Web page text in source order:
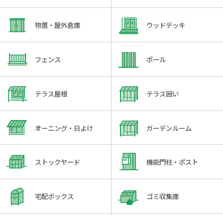
物置・屋外倉庫 ウッドデッキ
フェンス ポール
テラス屋根 テラス囲い
オーニング・日よけ ガーデンルーム
ストックヤード 機能門柱・ポスト
宅配ボックス ゴミ収集庫